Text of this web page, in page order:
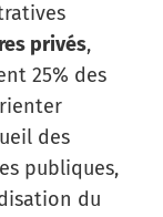
privés,
25% des
des
publiques,
du